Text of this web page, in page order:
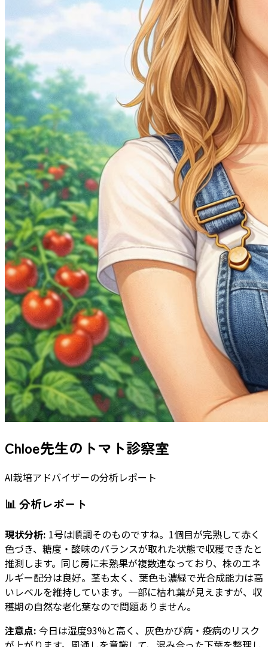
Chloe先生のトマト診察室
AI栽培アドバイザーの分析レポート
📊 分析レポート
現状分析: 1号は順調そのものですね。1個目が完熟して赤く
色づき、糖度・酸味のバランスが取れた状態で収穫できたと
推測します。同じ房に未熟果が複数連なっており、株のエネ
ルギー配分は良好。茎も太く、葉色も濃緑で光合成能力は高
いレベルを維持しています。一部に枯れ葉が見えますが、収
穫期の自然な老化葉なので問題ありません。
注意点: 今日は湿度93%と高く、灰色かび病・疫病のリスク